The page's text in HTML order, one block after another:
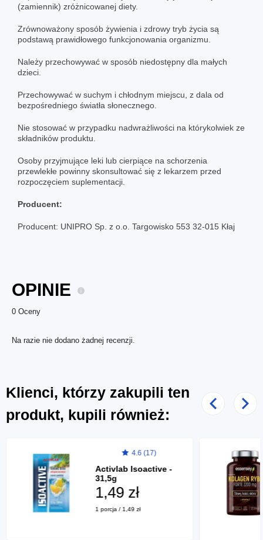
(zamiennik) zróżnicowanej diety.
Zrównoważony sposób żywienia i zdrowy tryb życia są
podstawą prawidłowego funkcjonowania organizmu.
Należy przechowywać w sposób niedostępny dla małych
dzieci.
Przechowywać w suchym i chłodnym miejscu, z dala od
bezpośredniego światła słonecznego.
Nie stosować w przypadku nadwrażliwości na którykolwiek ze
składników produktu.
Osoby przyjmujące leki lub cierpiące na schorzenia
przewlekłe powinny skonsultować się z lekarzem przed
rozpoczęciem suplementacji.
Producent:
Producent: UNIPRO Sp. z o.o. Targowisko 553 32-015 Kłaj
OPINIE
0 Oceny
Na razie nie dodano żadnej recenzji.
Klienci, którzy zakupili ten
produkt, kupili również:
Poprzedni
4.6 (17)
Activlab Isoactive -
31,5g
1,49 zł
1 porcja / 1,49 zł